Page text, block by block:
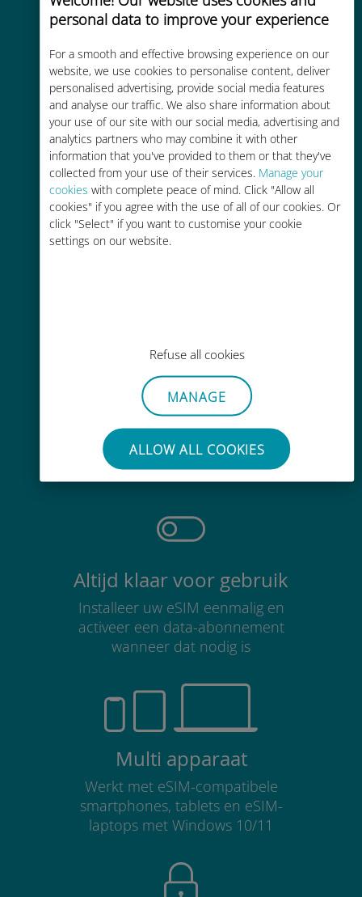
personal data to improve your experience
For a smooth and effective browsing experience on our
website, we use cookies to personalise content, deliver
personalised advertising, provide social media features
and analyse our traffic. We also share information about
your use of our site with our social media, advertising and
analytics partners who may combine it with other
information that you've provided to them or that they've
collected from your use of their services. Manage your
cookies with complete peace of mind. Click "Allow all
cookies" if you agree with the use of all of our cookies. Or
click "Select" if you want to customise your cookie
settings on our website.
Refuse all cookies
MANAGE
ALLOW ALL COOKIES
Kosteneffectief
Tot 90% goedkoper dan
roamingkosten bij je huidige
provider
Moeiteloos
Je hoeft je bestaande simkaart niet
te verwijderen
Altijd klaar voor gebruik
Installeer uw eSIM eenmalig en
activeer een data-abonnement
wanneer dat nodig is
Multi apparaat
Werkt met eSIM-compatibele
smartphones, tablets en eSIM-
laptops met Windows 10/11